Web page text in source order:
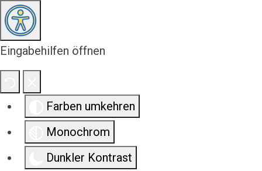
Eingabehilfen öffnen
Farben umkehren
Monochrom
Dunkler Kontrast